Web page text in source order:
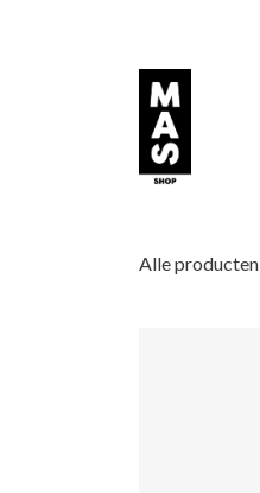
Alle producten